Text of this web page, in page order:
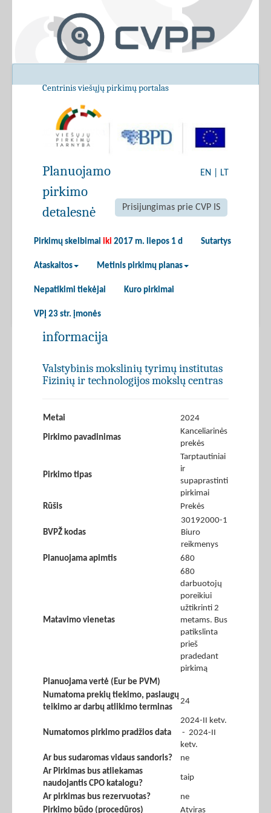
Centrinis viešųjų pirkimų portalas
EN LT
Prisijungimas prie CVP IS
Pirkimų skelbimai iki 2017 m. liepos 1 d Sutartys
Ataskaitos Metinis pirkimų planas
Nepatikimi tiekėjai Kuro pirkimai
VPĮ 23 str. įmonės
Planuojamo
pirkimo
detalesnė
informacija
Valstybinis mokslinių tyrimų institutas
Fizinių ir technologijos mokslų centras
Metai 2024
Pirkimo pavadinimas
Kanceliarinės
prekės
Pirkimo tipas
Tarptautiniai
ir
supaprastinti
pirkimai
Rūšis
Prekės
BVPŽ kodas
30192000-1
Biuro
reikmenys
Planuojama apimtis
680
Matavimo vienetas
680
darbuotojų
poreikiui
užtikrinti 2
metams. Bus
patikslinta
prieš
pradedant
pirkimą
Planuojama vertė (Eur be PVM)
Numatoma prekių tiekimo, paslaugų
teikimo ar darbų atlikimo terminas
24
Numatomos pirkimo pradžios data
2024-II ketv.
- 2024-II
ketv.
Ar bus sudaromas vidaus sandoris?
ne
Ar Pirkimas bus atliekamas
naudojantis CPO katalogu?
taip
Ar pirkimas bus rezervuotas?
ne
Pirkimo būdo (procedūros)
Atviras